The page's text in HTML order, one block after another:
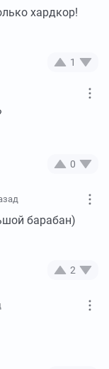
хардкор!
1
0
барабан)
2